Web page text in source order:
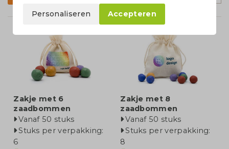
Zakje met 6
zaadbommen
Vanaf 50 stuks
Stuks per verpakking:
6
Zakje met 8
zaadbommen
Vanaf 50 stuks
Stuks per verpakking:
8
Personaliseren Accepteren